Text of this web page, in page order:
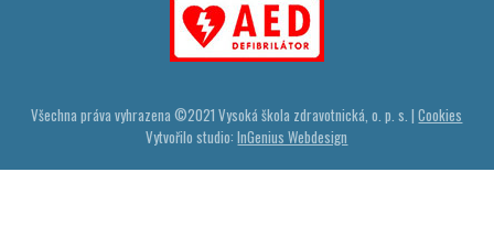
Všechna práva vyhrazena ©2021 Vysoká škola zdravotnická, o. p. s. |Cookies
Vytvořilo studio:InGenius Webdesign